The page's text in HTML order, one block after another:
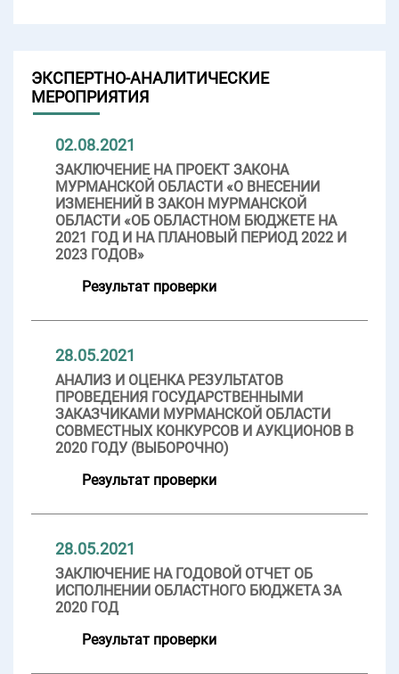
ЭКСПЕРТНО-АНАЛИТИЧЕСКИЕ
МЕРОПРИЯТИЯ
02.08.2021
ЗАКЛЮЧЕНИЕ НА ПРОЕКТ ЗАКОНА
МУРМАНСКОЙ ОБЛАСТИ «О ВНЕСЕНИИ
ИЗМЕНЕНИЙ В ЗАКОН МУРМАНСКОЙ
ОБЛАСТИ «ОБ ОБЛАСТНОМ БЮДЖЕТЕ НА
2021 ГОД И НА ПЛАНОВЫЙ ПЕРИОД 2022 И
2023 ГОДОВ»
Результат проверки
28.05.2021
АНАЛИЗ И ОЦЕНКА РЕЗУЛЬТАТОВ
ПРОВЕДЕНИЯ ГОСУДАРСТВЕННЫМИ
ЗАКАЗЧИКАМИ МУРМАНСКОЙ ОБЛАСТИ
СОВМЕСТНЫХ КОНКУРСОВ И АУКЦИОНОВ В
2020 ГОДУ (ВЫБОРОЧНО)
Результат проверки
28.05.2021
ЗАКЛЮЧЕНИЕ НА ГОДОВОЙ ОТЧЕТ ОБ
ИСПОЛНЕНИИ ОБЛАСТНОГО БЮДЖЕТА ЗА
2020 ГОД
Результат проверки